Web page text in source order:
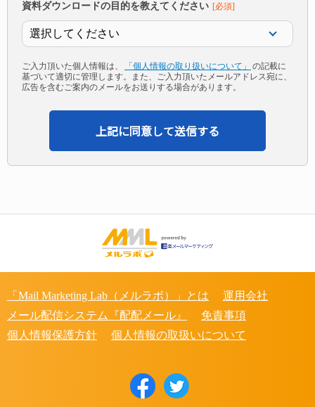
資料ダウンロードの目的を教えてください
ご入力頂いた個人情報は、 「個人情報の取り扱いについて」
の記載に
基づいて適切に管理します。また、ご入力頂いたメールアドレス宛に、
広告を含むご案内のメールをお送りする場合があります。
「Mail Marketing Lab（メルラボ）」とは
運用会社
メール配信システム『配配メール』
免責事項
個人情報保護方針
個人情報の取扱いについて